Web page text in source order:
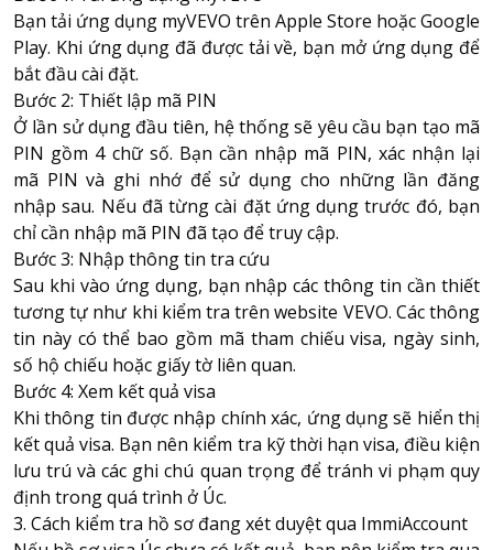
Bạn tải ứng dụng myVEVO trên Apple Store hoặc Google
Play. Khi ứng dụng đã được tải về, bạn mở ứng dụng để
bắt đầu cài đặt.
Bước 2: Thiết lập mã PIN
Ở lần sử dụng đầu tiên, hệ thống sẽ yêu cầu bạn tạo mã
PIN gồm 4 chữ số. Bạn cần nhập mã PIN, xác nhận lại
mã PIN và ghi nhớ để sử dụng cho những lần đăng
nhập sau. Nếu đã từng cài đặt ứng dụng trước đó, bạn
chỉ cần nhập mã PIN đã tạo để truy cập.
Bước 3: Nhập thông tin tra cứu
Sau khi vào ứng dụng, bạn nhập các thông tin cần thiết
tương tự như khi kiểm tra trên website VEVO. Các thông
tin này có thể bao gồm mã tham chiếu visa, ngày sinh,
số hộ chiếu hoặc giấy tờ liên quan.
Bước 4: Xem kết quả visa
Khi thông tin được nhập chính xác, ứng dụng sẽ hiển thị
kết quả visa. Bạn nên kiểm tra kỹ thời hạn visa, điều kiện
lưu trú và các ghi chú quan trọng để tránh vi phạm quy
định trong quá trình ở Úc.
3. Cách kiểm tra hồ sơ đang xét duyệt qua ImmiAccount